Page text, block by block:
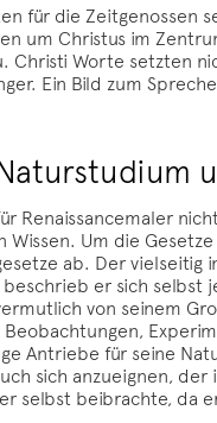
für die Zeitgenossen
um Christus im
Christi Worte setzten
Ein Bild zum
Renaissancemaler
Wissen. Um die
ab. Der vielseitig
er sich selbst
von seinem
Antriebe für seine
sich anzueignen,
selbst beibrachte, da